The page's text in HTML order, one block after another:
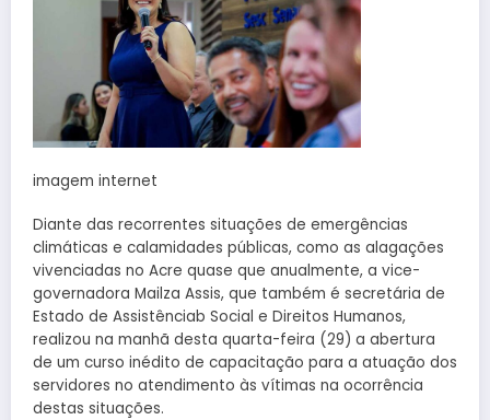
imagem internet
Diante das recorrentes situações de emergências
climáticas e calamidades públicas, como as alagações
vivenciadas no Acre quase que anualmente, a vice-
governadora Mailza Assis, que também é secretária de
Estado de Assistênciab Social e Direitos Humanos,
realizou na manhã desta quarta-feira (29) a abertura
de um curso inédito de capacitação para a atuação dos
servidores no atendimento às vítimas na ocorrência
destas situações.